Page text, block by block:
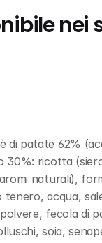
nei
di patate 62%
30%: ricotta
naturali),
acqua,
fecola di
soia,